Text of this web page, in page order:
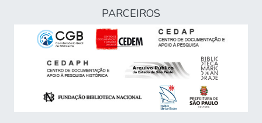
PARCEIROS